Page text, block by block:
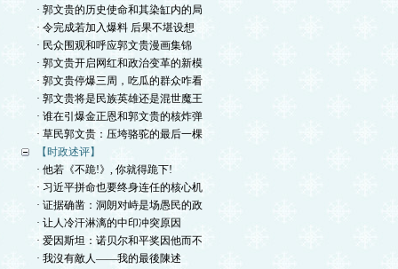
· 郭文贵的历史使命和其染缸内的局
· 令完成若加入爆料 后果不堪设想
· 民众围观和呼应郭文贵漫画集锦
· 郭文贵开启网红和政治变革的新模
· 郭文贵停爆三周，吃瓜的群众咋看
· 郭文贵将是民族英雄还是混世魔王
· 谁在引爆金正恩和郭文贵的核炸弹
· 草民郭文贵：压垮骆驼的最后一棵
【时政述评】
· 他若《不跪!》, 你就得跪下!
· 习近平拼命也要终身连任的核心机
· 证据确凿：洞朗对峙是场愚民的政
· 让人冷汗淋漓的中印冲突原因
· 爱因斯坦：诺贝尔和平奖因他而不
· 我沒有敵人——我的最後陳述